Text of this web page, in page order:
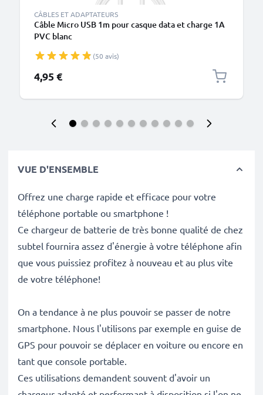
CÂBLES ET ADAPTATEURS
Câble Micro USB 1m pour casque data et charge 1A
PVC blanc
(50 avis)
4,95 €
VUE D'ENSEMBLE
Offrez une charge rapide et efficace pour votre
téléphone portable ou smartphone !
Ce chargeur de batterie de très bonne qualité de chez
subtel fournira assez d'énergie à votre téléphone afin
que vous puissiez profitez à nouveau et au plus vite
de votre téléphone!
On a tendance à ne plus pouvoir se passer de notre
smartphone. Nous l'utilisons par exemple en guise de
GPS pour pouvoir se déplacer en voiture ou encore en
tant que console portable.
Ces utilisations demandent souvent d'avoir un